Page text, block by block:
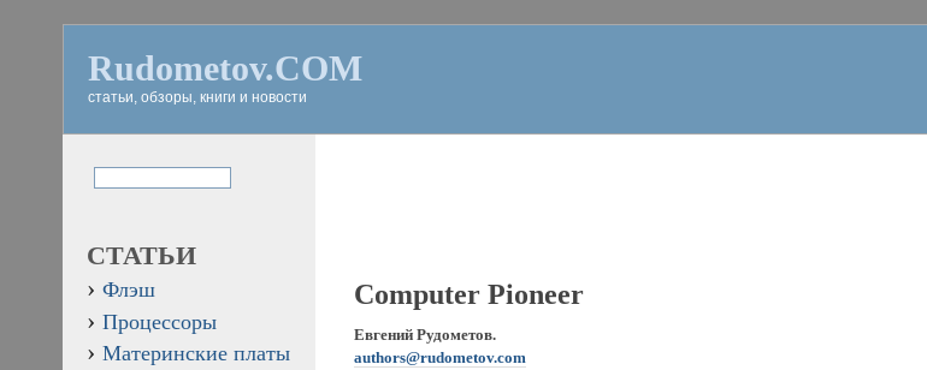
Rudometov.COM
статьи, обзоры, книги и новости
Computer Pioneer
Евгений Рудометов.
authors@rudometov.com
СТАТЬИ
Флэш
Процессоры
Материнские платы